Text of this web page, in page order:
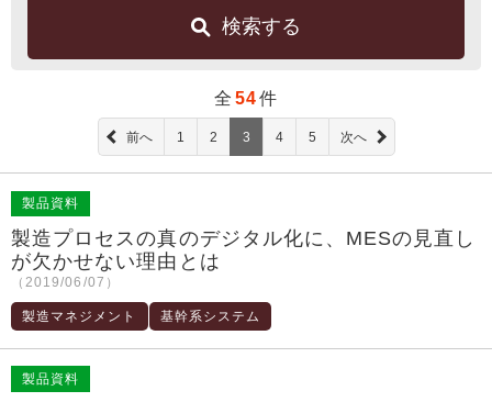
検索する
全 54件
前へ 1 2 3 4 5 次へ
製品資料
製造プロセスの真のデジタル化に、MESの見直し
が欠かせない理由とは
（2019/06/07）
製造マネジメント 基幹系システム
製品資料